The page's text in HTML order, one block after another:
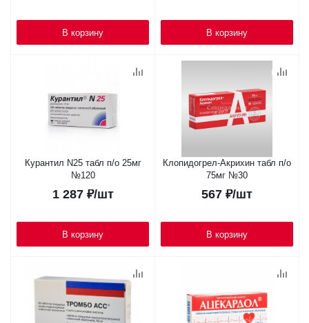
В корзину В корзину
Курантил N25 табл п/о 25мг
№120
1 287₽/шт
В корзину
Клопидогрел-Акрихин табл п/о
75мг №30
567 ₽/шт
В корзину